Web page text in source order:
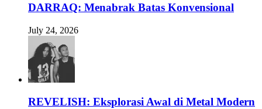
DARRAQ: Menabrak Batas Konvensional
July 24, 2026
REVELISH: Eksplorasi Awal di Metal Modern